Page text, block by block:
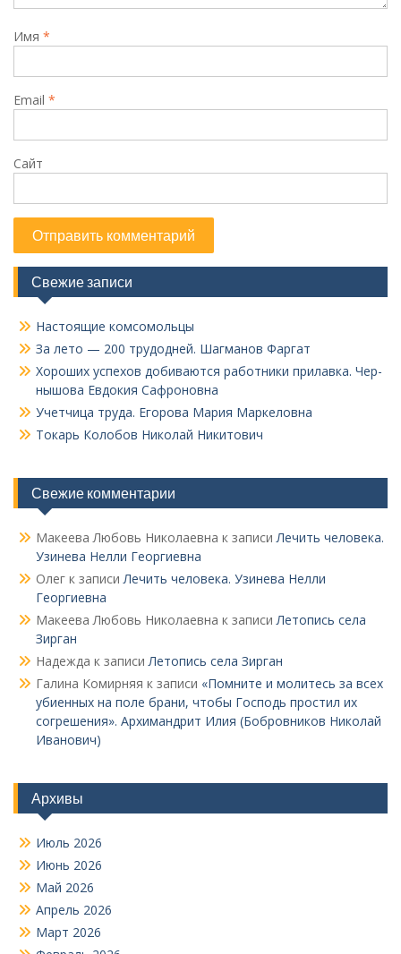
Имя *
Email *
Сайт
Свежие записи
Настоящие комсомольцы
За лето — 200 трудодней. Шагманов Фаргат
Хороших успехов добиваются работники прилавка. Чер­
нышова Евдокия Сафроновна
Учетчица труда. Его­рова Мария Маркеловна
Токарь Колобов Ни­колай Никитович
Свежие комментарии
Макеева Любовь Николаевна к записиЛечить человека.
Узинева Нелли Георгиевна
Олег к записиЛечить человека. Узинева Нелли
Георгиевна
Макеева Любовь Николаевна к записиЛетопись села
Зирган
Надежда к записиЛетопись села Зирган
Галина Комирняя к записи «Помните и молитесь за всех
убиенных на поле брани, чтобы Господь простил их
согрешения». Архимандрит Илия (Бобровников Николай
Иванович)
Архивы
Июль 2026
Июнь 2026
Май 2026
Апрель 2026
Март 2026